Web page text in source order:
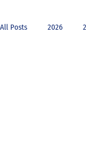
All Posts 2026